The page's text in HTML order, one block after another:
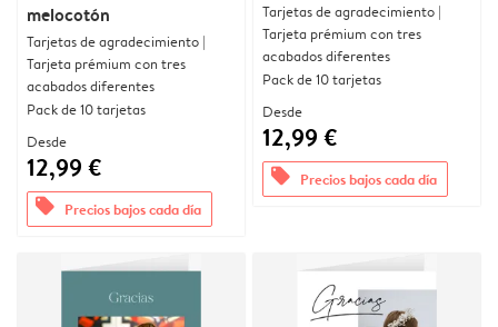
melocotón
Tarjetas de agradecimiento |
Tarjeta prémium con tres
acabados diferentes
Pack de 10 tarjetas
Desde
12,99 €
offers Precios bajos cada día
Tarjetas de agradecimiento |
Tarjeta prémium con tres
acabados diferentes
Pack de 10 tarjetas
Desde
12,99 €
offers Precios bajos cada día